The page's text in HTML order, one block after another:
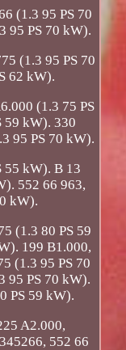
(1.3 95 PS 70
95 PS 70 kW).
(1.3 95 PS 70
62 kW).
(1.3 75 PS
59 kW). 330
95 PS 70 kW).
55 kW). B 13
552 66 963,
kW).
(1.3 80 PS 59
199 B1.000,
(1.3 95 PS 70
95 PS 70 kW).
PS 59 kW).
A2.000,
552 66